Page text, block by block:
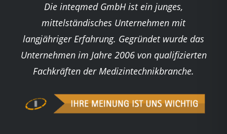
Die inteqmed GmbH ist ein junges,
mittelständisches Unternehmen mit
langjähriger Erfahrung. Gegründet wurde das
Unternehmen im Jahre 2006 von qualifizierten
Fachkräften der Medizintechnikbranche.